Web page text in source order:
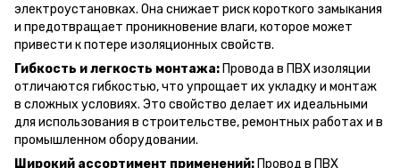
электроустановках. Она снижает риск короткого замыкания
и предотвращает проникновение влаги, которое может
привести к потере изоляционных свойств.
Гибкость и легкость монтажа: Провода в ПВХ изоляции
отличаются гибкостью, что упрощает их укладку и монтаж
в сложных условиях. Это свойство делает их идеальными
для использования в строительстве, ремонтных работах и в
промышленном оборудовании.
Широкий ассортимент применений: Провод в ПВХ